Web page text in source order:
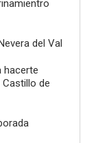
del Val
hacerte
de